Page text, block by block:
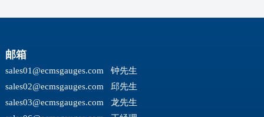
邮箱
sales01@ecmsgauges.com 钟先生
sales02@ecmsgauges.com 邱先生
sales03@ecmsgauges.com 龙先生